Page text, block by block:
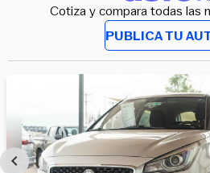
Cotiza y compara todas las
PUBLICA TU